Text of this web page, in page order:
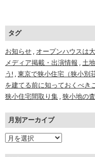
タグ
お知らせ , オープンハウスは
メディア掲載・出演情報 , 土
う! , 東京で狭小住宅（狭小別
を建てる前に知っておくべき
狭小住宅間取り集 , 狭小地の
月別アーカイブ